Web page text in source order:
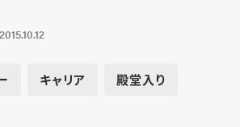
2015.10.12
キャリア 殿堂入り